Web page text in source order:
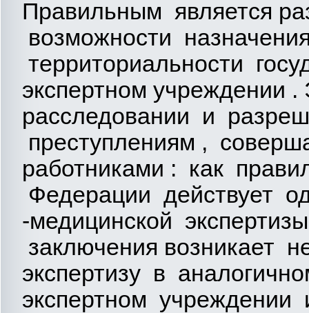
Правильным является
возможности
территориальности
экспертном учреждении
расследовании и
преступлениям ,
работниками : как
Федерации действует
-медицинской
заключения возникает
экспертизу в
экспертном учреждении